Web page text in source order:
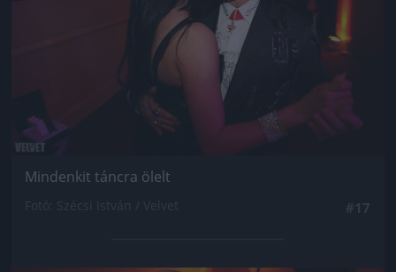
Mindenkit táncra ölelt